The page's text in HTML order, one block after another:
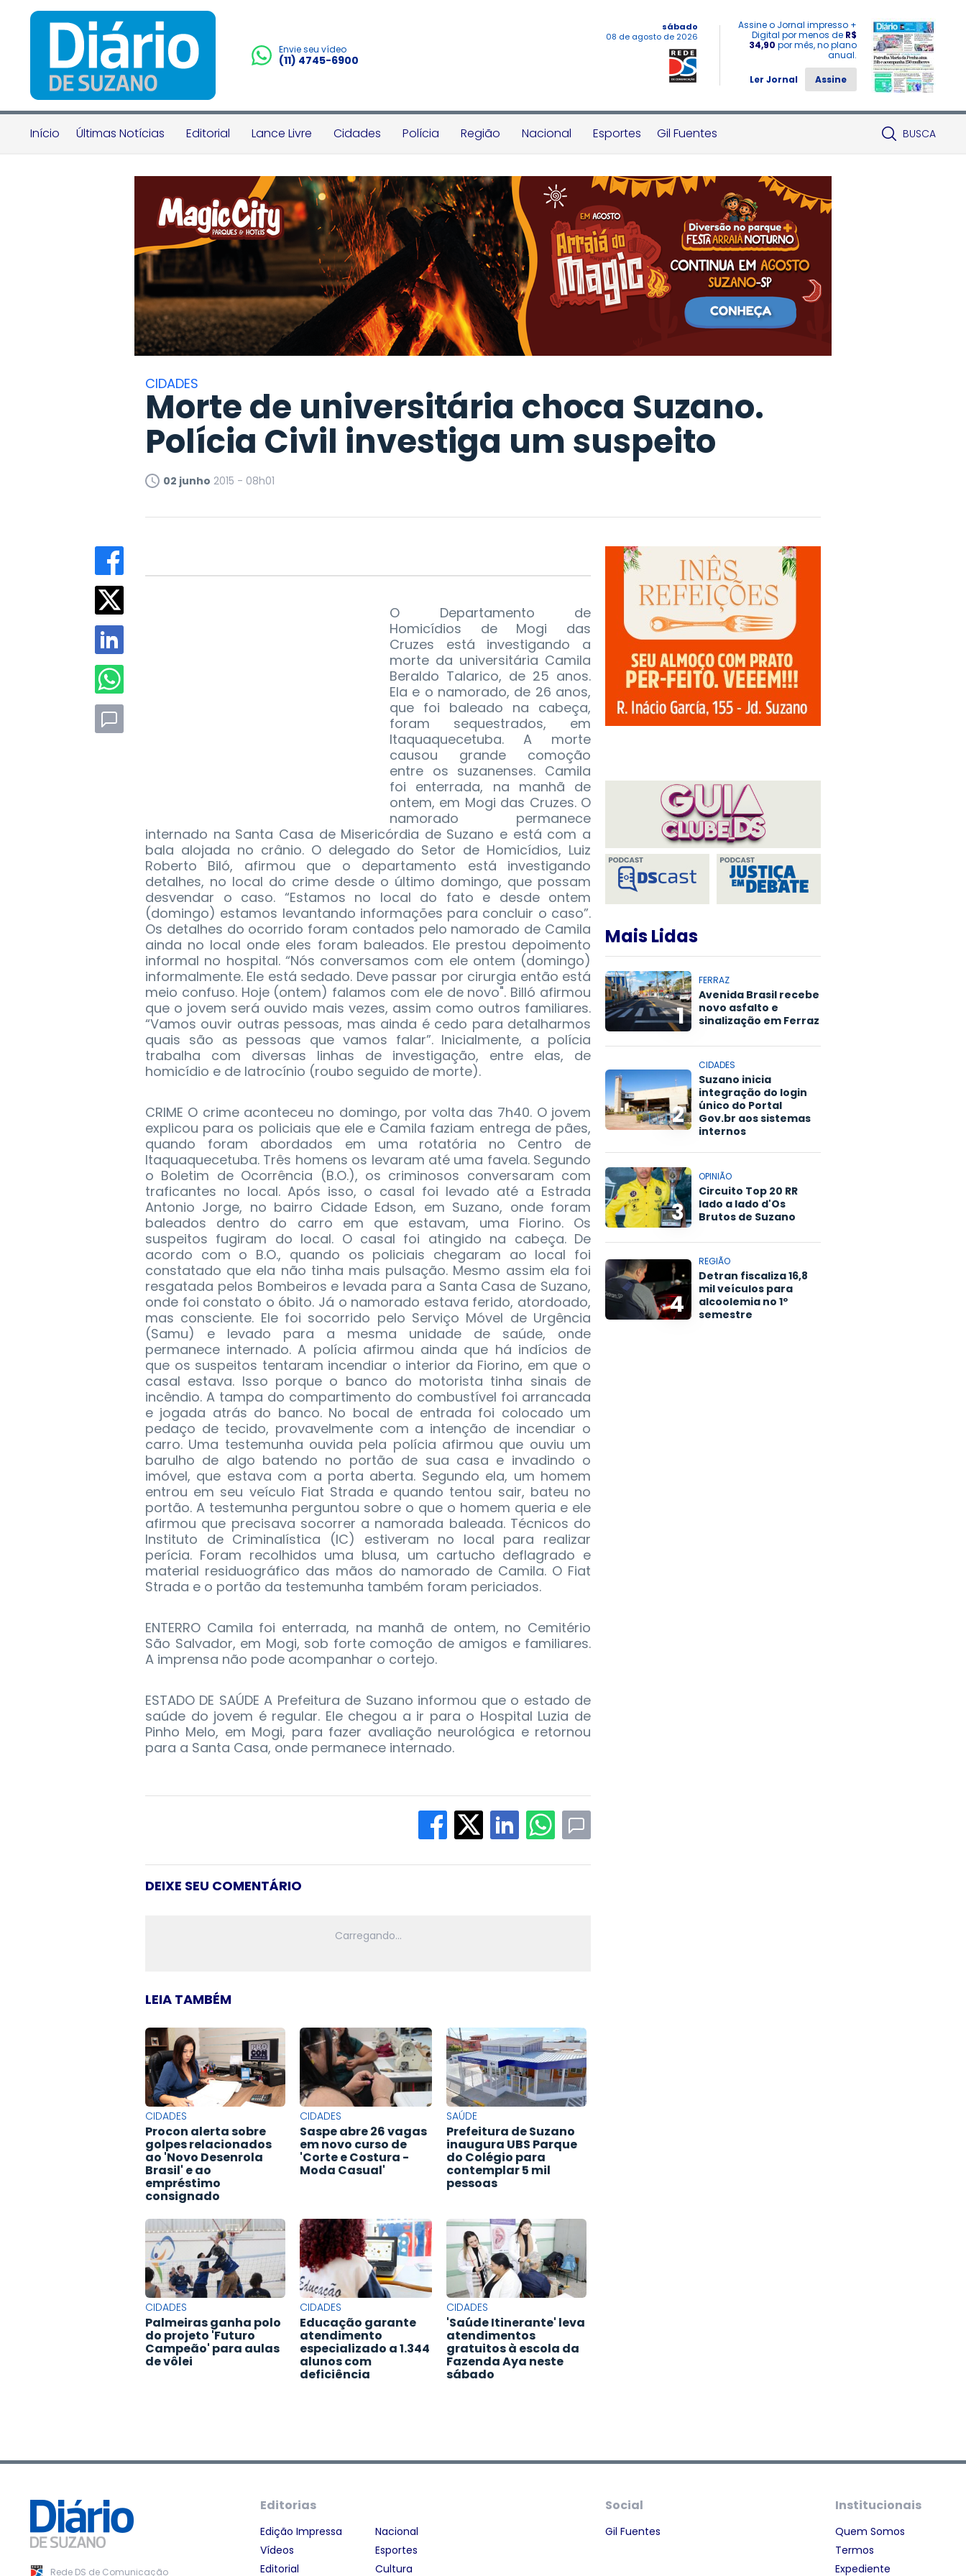
Envie seu vídeo
(11) 4745-6900
sábado
08 de agosto de 2026
Assine o Jornal impresso +
Digital por menos de R$
34,90 por mês, no plano
anual.
Ler Jornal
Assine
Início Últimas Notícias Editorial Lance Livre Cidades Polícia Região Nacional Esportes Gil Fuentes BUSCA
CIDADES
Morte de universitária choca Suzano.
Polícia Civil investiga um suspeito
02 junho 2015 - 08h01
O Departamento de
Homicídios de Mogi das
Cruzes está investigando a
morte da universitária Camila
Beraldo Talarico, de 25 anos.
Ela e o namorado, de 26 anos,
que foi baleado na cabeça,
foram sequestrados, em
Itaquaquecetuba. A morte
causou grande comoção
entre os suzanenses. Camila
foi enterrada, na manhã de
ontem, em Mogi das Cruzes. O
namorado permanece
internado na Santa Casa de Misericórdia de Suzano e está com a
bala alojada no crânio.O delegado do Setor de Homicídios, Luiz
Roberto Biló, afirmou que o departamento está investigando
detalhes, no local do crime desde o último domingo, que possam
desvendar o caso. “Estamos no local do fato e desde ontem
(domingo) estamos levantando informações para concluir o caso”.
Os detalhes do ocorrido foram contados pelo namorado de Camila
ainda no local onde eles foram baleados. Ele prestou depoimento
informal no hospital. “Nós conversamos com ele ontem (domingo)
informalmente. Ele está sedado. Deve passar por cirurgia então está
meio confuso. Hoje (ontem) falamos com ele de novo". Billó afirmou
que o jovem será ouvido mais vezes, assim como outros familiares.
“Vamos ouvir outras pessoas, mas ainda é cedo para detalharmos
quais são as pessoas que vamos falar”. Inicialmente, a polícia
trabalha com diversas linhas de investigação, entre elas, de
homicídio e de latrocínio (roubo seguido de morte).
CRIME O crime aconteceu no domingo, por volta das 7h40. O jovem
explicou para os policiais que ele e Camila faziam entrega de pães,
quando foram abordados em uma rotatória no Centro de
Itaquaquecetuba. Três homens os levaram até uma favela. Segundo
o Boletim de Ocorrência (B.O.), os criminosos conversaram com
traficantes no local. Após isso, o casal foi levado até a Estrada
Antonio Jorge, no bairro Cidade Edson, em Suzano, onde foram
baleados dentro do carro em que estavam, uma Fiorino. Os
suspeitos fugiram do local. O casal foi atingido na cabeça. De
acordo com o B.O., quando os policiais chegaram ao local foi
constatado que ela não tinha mais pulsação. Mesmo assim ela foi
resgatada pelos Bombeiros e levada para a Santa Casa de Suzano,
onde foi constato o óbito. Já o namorado estava ferido, atordoado,
mas consciente. Ele foi socorrido pelo Serviço Móvel de Urgência
(Samu) e levado para a mesma unidade de saúde, onde
permanece internado. A polícia afirmou ainda que há indícios de
que os suspeitos tentaram incendiar o interior da Fiorino, em que o
casal estava. Isso porque o banco do motorista tinha sinais de
incêndio. A tampa do compartimento do combustível foi arrancada
e jogada atrás do banco. No bocal de entrada foi colocado um
pedaço de tecido, provavelmente com a intenção de incendiar o
carro. Uma testemunha ouvida pela polícia afirmou que ouviu um
barulho de algo batendo no portão de sua casa e invadindo o
imóvel, que estava com a porta aberta. Segundo ela, um homem
entrou em seu veículo Fiat Strada e quando tentou sair, bateu no
portão. A testemunha perguntou sobre o que o homem queria e ele
afirmou que precisava socorrer a namorada baleada. Técnicos do
Instituto de Criminalística (IC) estiveram no local para realizar
perícia. Foram recolhidos uma blusa, um cartucho deflagrado e
material residuográfico das mãos do namorado de Camila. O Fiat
Strada e o portão da testemunha também foram periciados.
ENTERRO Camila foi enterrada, na manhã de ontem, no Cemitério
São Salvador, em Mogi, sob forte comoção de amigos e familiares.
A imprensa não pode acompanhar o cortejo.
ESTADO DE SAÚDE A Prefeitura de Suzano informou que o estado de
saúde do jovem é regular. Ele chegou a ir para o Hospital Luzia de
Pinho Melo, em Mogi, para fazer avaliação neurológica e retornou
para a Santa Casa, onde permanece internado.
DEIXE SEU COMENTÁRIO
LEIA TAMBÉM
CIDADES
Procon alerta sobre
golpes relacionados
ao 'Novo Desenrola
Brasil' e ao
empréstimo
consignado
CIDADES
Saspe abre 26 vagas
em novo curso de
'Corte e Costura -
Moda Casual'
SAÚDE
Prefeitura de Suzano
inaugura UBS Parque
do Colégio para
contemplar 5 mil
pessoas
CIDADES
Palmeiras ganha polo
do projeto 'Futuro
Campeão' para aulas
de vôlei
CIDADES
Educação garante
atendimento
especializado a 1.344
alunos com
deficiência
CIDADES
'Saúde Itinerante' leva
atendimentos
gratuitos à escola da
Fazenda Aya neste
sábado
Mais Lidas
1
FERRAZ
Avenida Brasil recebe
novo asfalto e
sinalização em Ferraz
2
CIDADES
Suzano inicia
integração do login
único do Portal
Gov.br aos sistemas
internos
3
OPINIÃO
Circuito Top 20 RR
lado a lado d'Os
Brutos de Suzano
4
REGIÃO
Detran fiscaliza 16,8
mil veículos para
alcoolemia no 1º
semestre
Rede DS de Comunicação
Editorias
Edição Impressa
Vídeos
Editorial
Nacional
Esportes
Cultura
Social
Gil Fuentes
Institucionais
Quem Somos
Termos
Expediente